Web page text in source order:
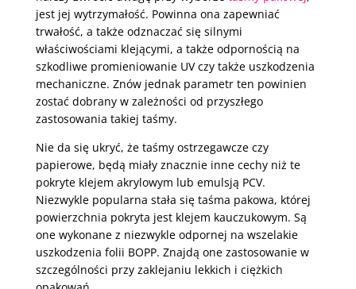
jest jej wytrzymałość. Powinna ona zapewniać
trwałość, a także odznaczać się silnymi
właściwościami klejącymi, a także odpornością na
szkodliwe promieniowanie UV czy także uszkodzenia
mechaniczne. Znów jednak parametr ten powinien
zostać dobrany w zależności od przyszłego
zastosowania takiej taśmy.
Nie da się ukryć, że taśmy ostrzegawcze czy
papierowe, będą miały znacznie inne cechy niż te
pokryte klejem akrylowym lub emulsją PCV.
Niezwykle popularna stała się taśma pakowa, której
powierzchnia pokryta jest klejem kauczukowym. Są
one wykonane z niezwykle odpornej na wszelakie
uszkodzenia folii BOPP. Znajdą one zastosowanie w
szczególności przy zaklejaniu lekkich i ciężkich